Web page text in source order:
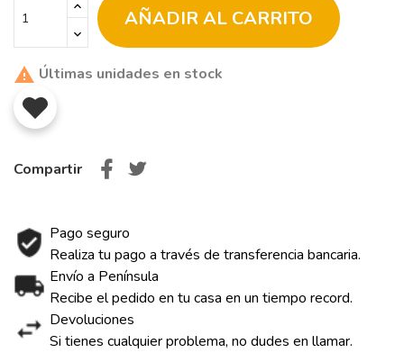
AÑADIR AL CARRITO
 Últimas unidades en stock
Compartir
Pago seguro
Realiza tu pago a través de transferencia bancaria.
Envío a Península
Recibe el pedido en tu casa en un tiempo record.
Devoluciones
Si tienes cualquier problema, no dudes en llamar.